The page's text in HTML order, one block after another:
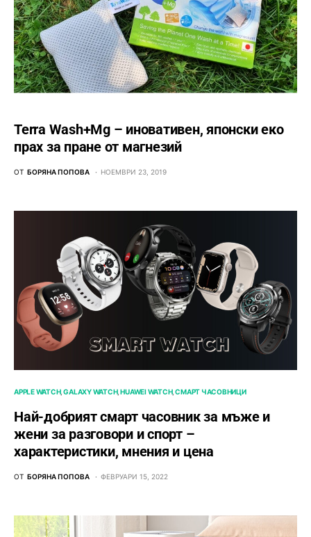
Terra Wash+Mg – иновативен, японски еко
прах за пране от магнезий
ОТ БОРЯНА ПОПОВА НОЕМВРИ 23, 2019
APPLE WATCH GALAXY WATCH HUAWEI WATCH СМАРТ ЧАСОВНИЦИ
Най-добрият смарт часовник за мъже и
жени за разговори и спорт –
характеристики, мнения и цена
ОТ БОРЯНА ПОПОВА ФЕВРУАРИ 15, 2022